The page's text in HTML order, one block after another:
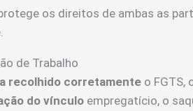
os direitos de ambas as
de Trabalho
recolhido corretamente o FGTS,
do vínculo empregatício, o